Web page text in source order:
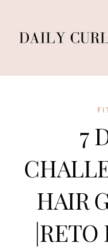
Contenido
7
HAIR
|RETO